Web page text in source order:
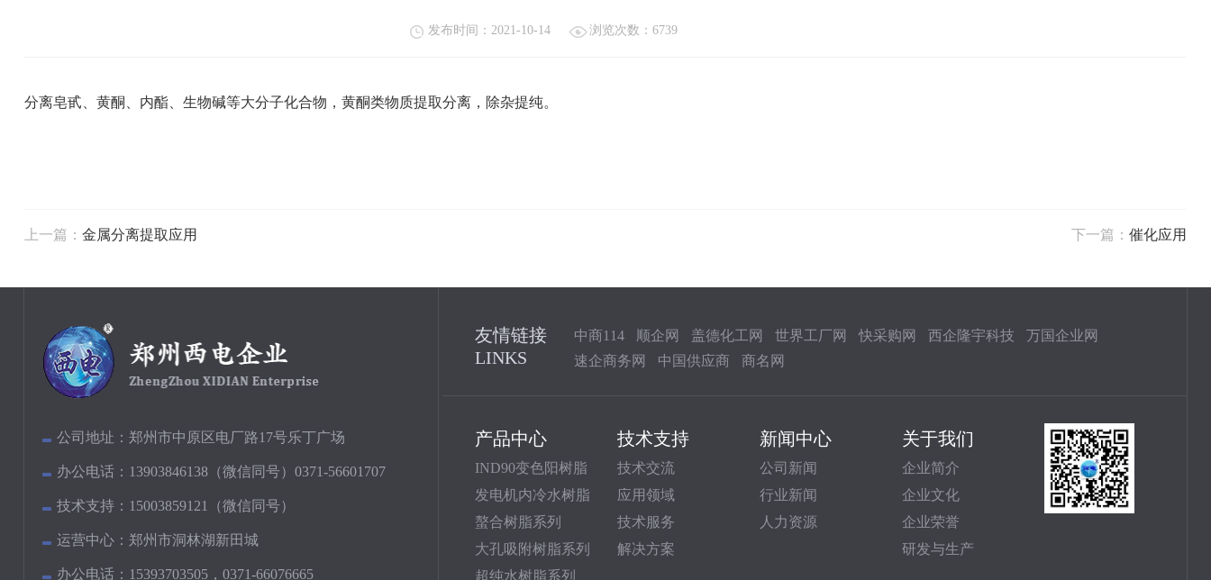
发布时间：2021-10-14 浏览次数：6739
分离皂甙、黄酮、内酯、生物碱等大分子化合物，黄酮类物质提取分离，除杂提纯。
上一篇： 金属分离提取应用 下一篇：催化应用
公司地址： 郑州市中原区电厂路17号乐丁广场
办公电话： 13903846138（微信同号）0371-56601707
技术支持： 15003859121（微信同号）
运营中心： 郑州市洞林湖新田城
办公电话： 15393703505，0371-66076665
友情链接
LINKS
中商114 顺企网 盖德化工网 世界工厂网 快采购网 西企隆宇科技
万国企业网
速企商务网
中国供应商 商名网
产品中心
IND90变色阳树脂
发电机内冷水树脂
螯合树脂系列
大孔吸附树脂系列
超纯水树脂系列
技术支持
技术交流
应用领域
技术服务
解决方案
新闻中心
公司新闻
行业新闻
人力资源
关于我们
企业简介
企业文化
企业荣誉
研发与生产